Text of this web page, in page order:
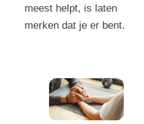
meest helpt, is laten
merken dat je er bent.